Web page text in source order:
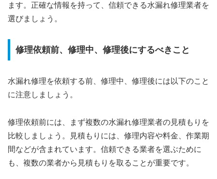
ます。正確な情報を持って、信頼できる水漏れ修理業者を
選びましょう。
修理依頼前、修理中、修理後にするべきこと
水漏れ修理を依頼する前、修理中、修理後には以下のこと
に注意しましょう。
修理依頼前には、まず複数の水漏れ修理業者の見積もりを
比較しましょう。見積もりには、修理内容や料金、作業期
間などが含まれています。信頼できる業者を選ぶために
も、複数の業者から見積もりを取ることが重要です。